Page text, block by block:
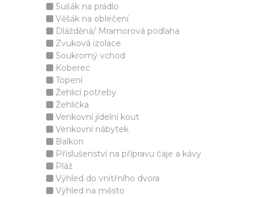
Sušák na prádlo
Věšák na oblečení
Dlážděná/ Mramorová podlaha
Zvuková izolace
Soukromý vchod
Koberec
Topení
Žehlicí potřeby
Žehlička
Venkovní jídelní kout
Venkovní nábytek
Balkon
Příslušenství na přípravu čaje a kávy
Pláž
Výhled do vnitřního dvora
Výhled na město